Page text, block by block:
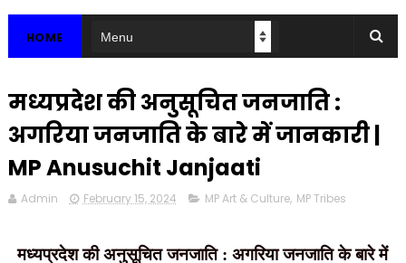
HOME
मध्यप्रदेश की अनुसूचित जनजाति :
अगरिया जनजाति के बारे में जानकारी |
MP Anusuchit Janjaati
Admin February 15, 2024 MP Art & Culture, MP Tribes
मध्यप्रदेश की अनुसूचित जनजाति : अगरिया जनजाति के बारे में